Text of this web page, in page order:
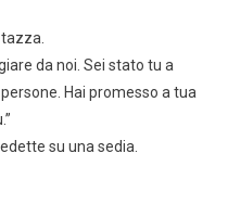
da noi. Sei stato tu a
Hai promesso a tua
su una sedia.